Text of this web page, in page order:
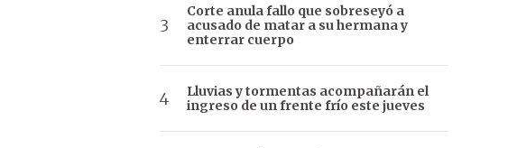
Corte anula fallo que sobreseyó a
acusado de matar a su hermana y
enterrar cuerpo
Lluvias y tormentas acompañarán el
ingreso de un frente frío este jueves